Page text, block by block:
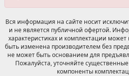
Вся информация на сайте носит
и не является публичной офертой.
характеристиках и комплектации
быть изменена производителем без
не может быть основанием для
Пожалуйста, уточняйте
компоненты